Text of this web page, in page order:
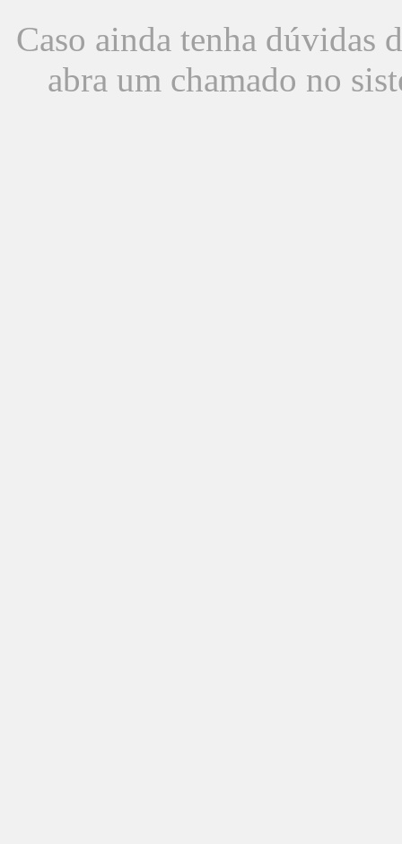
Caso ainda tenha dúvidas
abra um chamado no